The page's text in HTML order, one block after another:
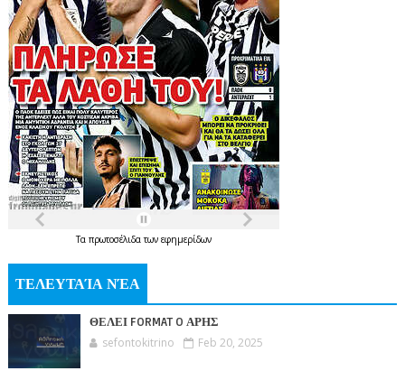
Τα πρωτοσέλιδατων εφημερίδων
ΤΕΛΕΥΤΑΊΑ ΝΈΑ
ΘΕΛΕΙ FORMAT O ΑΡΗΣ
sefontokitrino Feb 20, 2025